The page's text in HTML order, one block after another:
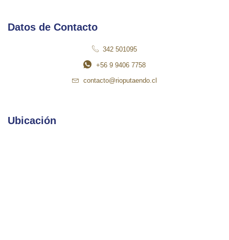
Datos de Contacto
342 501095
+56 9 9406 7758
contacto@rioputaendo.cl
Ubicación